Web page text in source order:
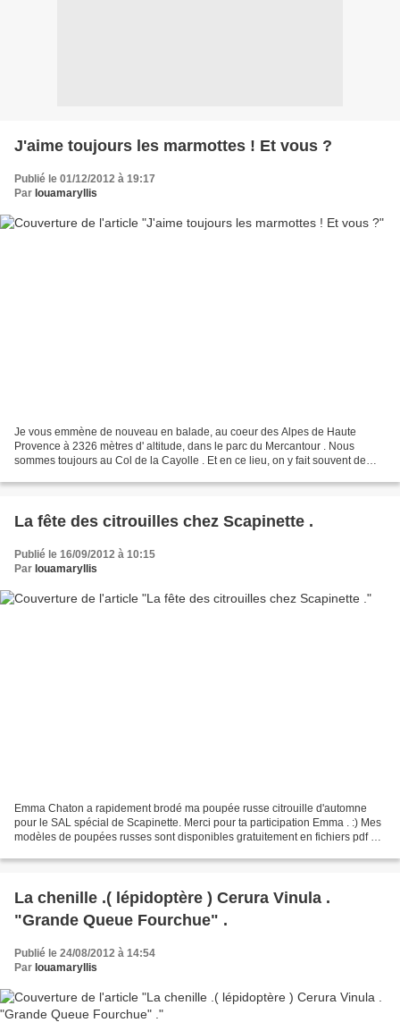
J'aime toujours les marmottes ! Et vous ?
Publié le 01/12/2012 à 19:17
Par louamaryllis
Je vous emmène de nouveau en balade, au coeur des Alpes de Haute
Provence à 2326 mètres d' altitude, dans le parc du Mercantour . Nous
sommes toujours au Col de la Cayolle . Et en ce lieu, on y fait souvent de
La fête des citrouilles chez Scapinette .
Publié le 16/09/2012 à 10:15
Par louamaryllis
Emma Chaton a rapidement brodé ma poupée russe citrouille d'automne
pour le SAL spécial de Scapinette. Merci pour ta participation Emma . :) Mes
modèles de poupées russes sont disponibles gratuitement en fichiers pdf sur
La chenille .( lépidoptère ) Cerura Vinula .
"Grande Queue Fourchue" .
Publié le 24/08/2012 à 14:54
Par louamaryllis